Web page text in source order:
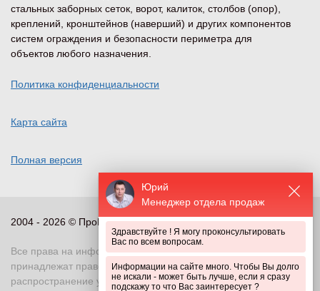
Юрий
Менеджер отдела продаж
Здравствуйте ! Я могу проконсультировать
Вас по всем вопросам.
Информации на сайте много. Чтобы Вы долго
не искали - может быть лучше, если я сразу
подскажу то что Вас заинтересует ?
стальных заборных сеток, ворот, калиток, столбов (опор),
креплений, кронштейнов (наверший) и других компонентов
систем ограждения и безопасности периметра для
объектов любого назначения.
Политика конфиденциальности
Карта сайта
Полная версия
2004 - 2026 © ПроПериметр, все права защищены
Все права на информационные и иные материалы сайта
принадлежат правообладателю. Воспроизведение или
распространение указанных материалов в любой форме